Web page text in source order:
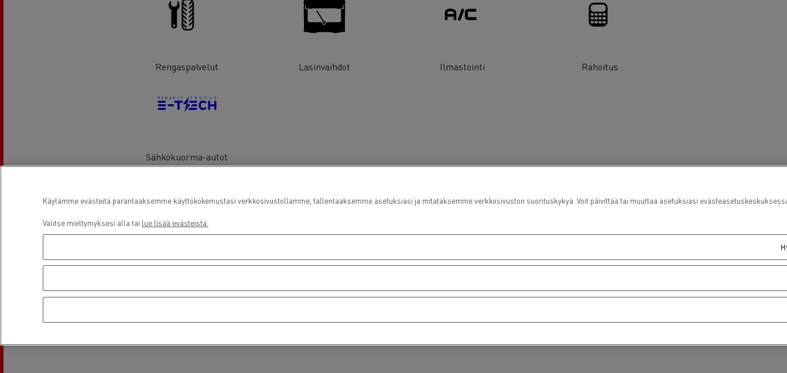
Rengaspalvelut Lasinvaihdot Ilmastointi Rahoitus
Sähkökuorma-autot
Sijainti
Käytämme evästeitä parantaaksemme käyttökokemustasi verkkosivustollamme, tallentaaksemme asetuksiasi ja mitataksemme verkkosivuston suorituskykyä. Voit päivittää tai muuttaa asetuksiasi
Valitse mieltymyksesi alla tai lue lisää evästeistä.